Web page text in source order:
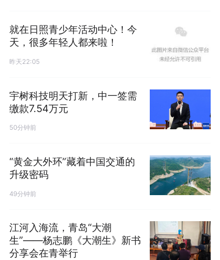
就在日照青少年活动中心！今
天，很多年轻人都来啦！
昨天22:05
宇树科技明天打新，中一签需
缴款7.54万元
50分钟前
“黄金大外环”藏着中国交通的
升级密码
49分钟前
江河入海流，青岛“大潮
生”——杨志鹏《大潮生》新书
分享会在青举行